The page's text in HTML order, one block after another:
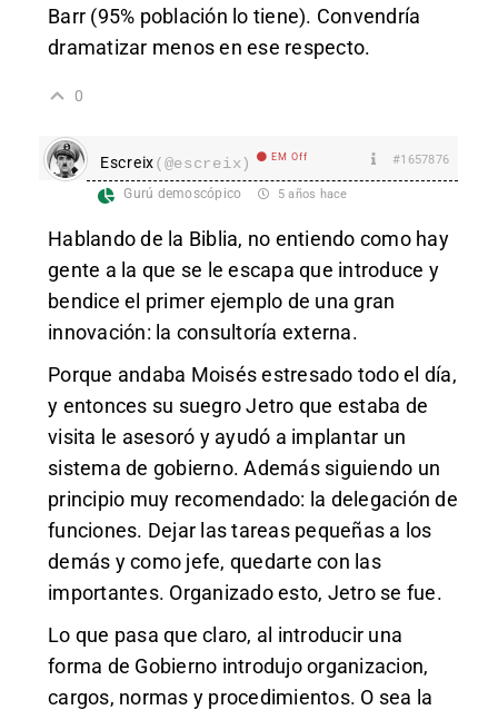
Barr (95% población lo tiene). Convendría
dramatizar menos en ese respecto.
0
Escreix(@escreix) EM Off #1657876
Gurú demoscópico 5 años hace
Hablando de la Biblia, no entiendo como hay
gente a la que se le escapa que introduce y
bendice el primer ejemplo de una gran
innovación: la consultoría externa.
Porque andaba Moisés estresado todo el día,
y entonces su suegro Jetro que estaba de
visita le asesoró y ayudó a implantar un
sistema de gobierno. Además siguiendo un
principio muy recomendado: la delegación de
funciones. Dejar las tareas pequeñas a los
demás y como jefe, quedarte con las
importantes. Organizado esto, Jetro se fue.
Lo que pasa que claro, al introducir una
forma de Gobierno introdujo organizacion,
cargos, normas y procedimientos. O sea la